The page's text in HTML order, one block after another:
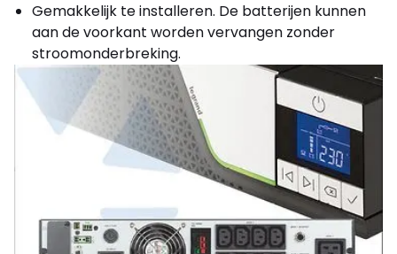
Gemakkelijk te installeren. De batterijen kunnen
aan de voorkant worden vervangen zonder
stroomonderbreking.